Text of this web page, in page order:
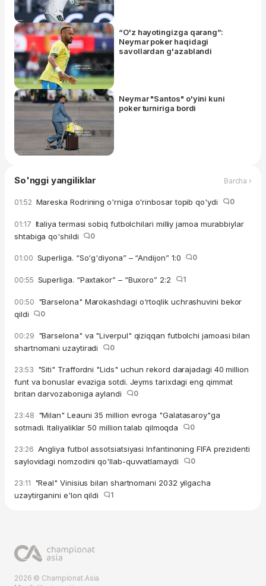
“O'z hayotingizga qarang”:
Neymar poker haqidagi
savollardan g'azablandi
Neymar "Santos" o'yini kuni
poker turniriga bordi
So'nggi yangiliklar Barcha ›
01:52 Mareska Rodrining o'rniga o'rinbosar topib qo'ydi 0
01:17 Italiya termasi sobiq futbolchilari milliy jamoa murabbiylar
shtabiga qo'shildi
0
01:00 Superliga. “So'g'diyona” – “Andijon” 1:0 0
00:55 Superliga. “Paxtakor” – “Buxoro” 2:2 1
00:50 "Barselona" Marokashdagi o'rtoqlik uchrashuvini bekor
qildi
0
00:29 "Barselona" va "Liverpul" qiziqqan futbolchi jamoasi bilan
shartnomani uzaytiradi
0
23:53 "Siti" Traffordni "Lids" uchun rekord darajadagi 40 million
funt va bonuslar evaziga sotdi. Jeyms tarixdagi eng qimmat
britan darvozaboniga aylandi
0
23:48 "Milan" Leauni 35 million evroga "Galatasaroy"ga
sotmadi. Italiyaliklar 50 million talab qilmoqda
0
23:26 Angliya futbol assotsiatsiyasi Infantinoning FIFA prezidenti
saylovidagi nomzodini qo'llab-quvvatlamaydi
0
23:11 "Real" Vinisius bilan shartnomani 2032 yilgacha
uzaytirganini e'lon qildi
1
2026 © Championat.Asia